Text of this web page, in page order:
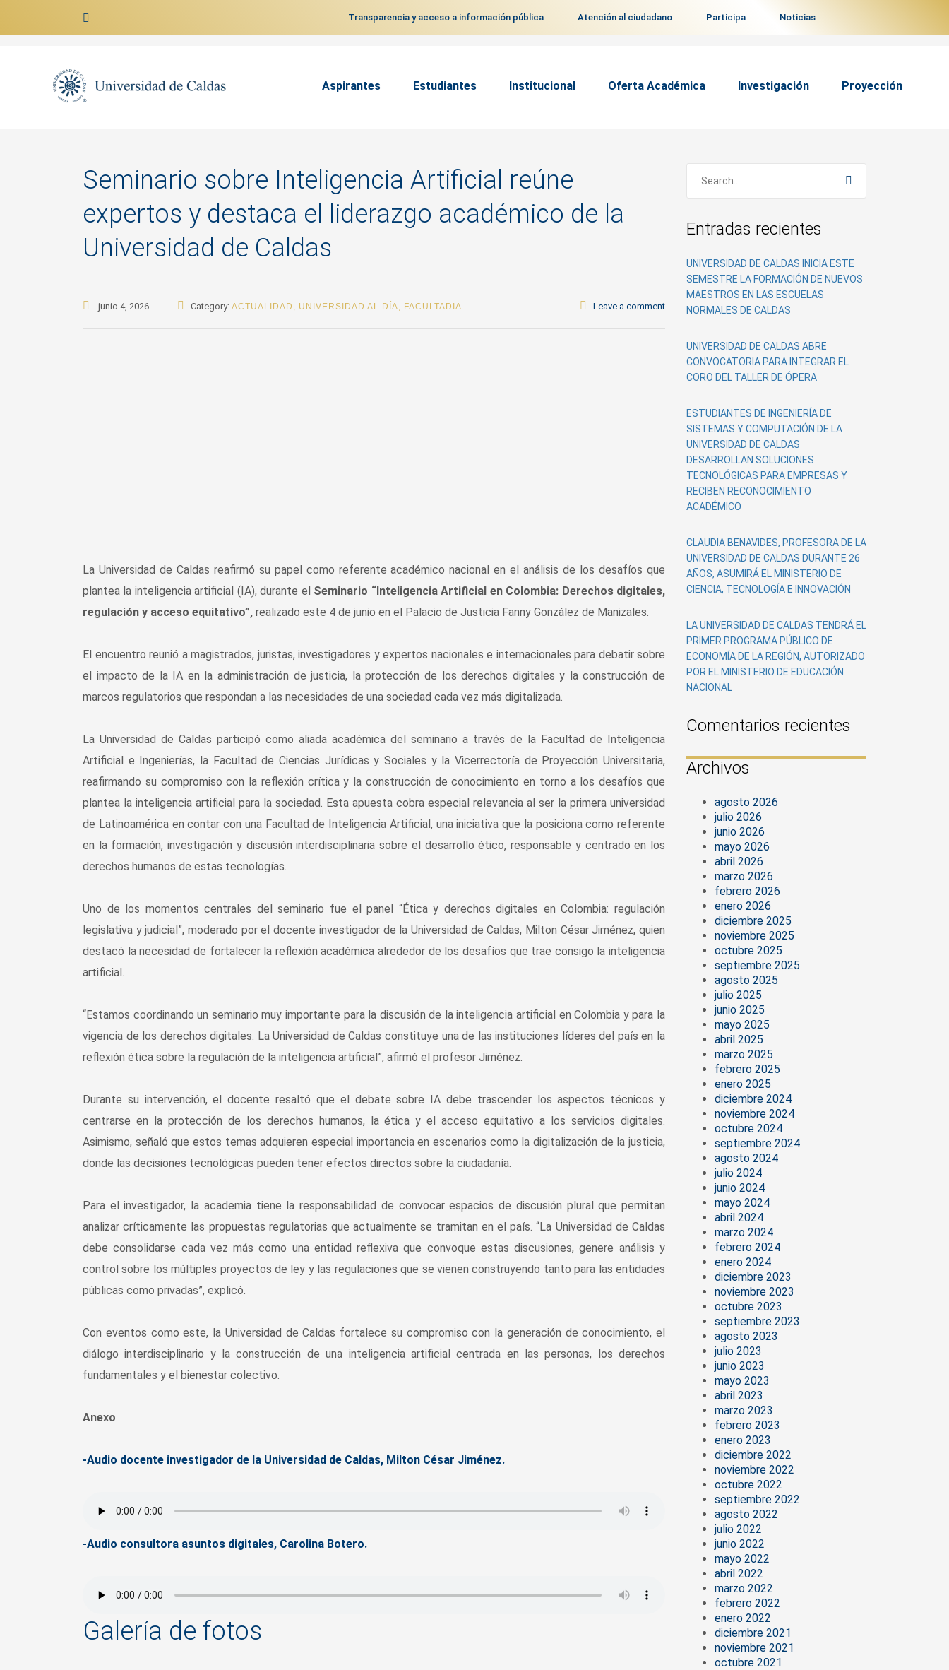
Transparencia y acceso a información pública Atención al ciudadano Participa Noticias
Aspirantes Estudiantes Institucional Oferta Académica Investigación Proyección
Seminario sobre Inteligencia Artificial reúne
expertos y destaca el liderazgo académico de la
Universidad de Caldas
junio 4, 2026 Category: ACTUALIDAD , UNIVERSIDAD AL DÍA, FACULTADIA Leave a comment
La Universidad de Caldas reafirmó su papel como referente académico nacional en el análisis de los desafíos que
plantea la inteligencia artificial (IA), durante el Seminario “Inteligencia Artificial en Colombia: Derechos digitales,
regulación y acceso equitativo”, realizado este 4 de junio en el Palacio de Justicia Fanny González de Manizales.
El encuentro reunió a magistrados, juristas, investigadores y expertos nacionales e internacionales para debatir sobre
el impacto de la IA en la administración de justicia, la protección de los derechos digitales y la construcción de
marcos regulatorios que respondan a las necesidades de una sociedad cada vez más digitalizada.
La Universidad de Caldas participó como aliada académica del seminario a través de la Facultad de Inteligencia
Artificial e Ingenierías, la Facultad de Ciencias Jurídicas y Sociales y la Vicerrectoría de Proyección Universitaria,
reafirmando su compromiso con la reflexión crítica y la construcción de conocimiento en torno a los desafíos que
plantea la inteligencia artificial para la sociedad. Esta apuesta cobra especial relevancia al ser la primera universidad
de Latinoamérica en contar con una Facultad de Inteligencia Artificial, una iniciativa que la posiciona como referente
en la formación, investigación y discusión interdisciplinaria sobre el desarrollo ético, responsable y centrado en los
derechos humanos de estas tecnologías.
Uno de los momentos centrales del seminario fue el panel “Ética y derechos digitales en Colombia: regulación
legislativa y judicial”, moderado por el docente investigador de la Universidad de Caldas, Milton César Jiménez, quien
destacó la necesidad de fortalecer la reflexión académica alrededor de los desafíos que trae consigo la inteligencia
artificial.
“Estamos coordinando un seminario muy importante para la discusión de la inteligencia artificial en Colombia y para la
vigencia de los derechos digitales. La Universidad de Caldas constituye una de las instituciones líderes del país en la
reflexión ética sobre la regulación de la inteligencia artificial”, afirmó el profesor Jiménez.
Durante su intervención, el docente resaltó que el debate sobre IA debe trascender los aspectos técnicos y
centrarse en la protección de los derechos humanos, la ética y el acceso equitativo a los servicios digitales.
Asimismo, señaló que estos temas adquieren especial importancia en escenarios como la digitalización de la justicia,
donde las decisiones tecnológicas pueden tener efectos directos sobre la ciudadanía.
Para el investigador, la academia tiene la responsabilidad de convocar espacios de discusión plural que permitan
analizar críticamente las propuestas regulatorias que actualmente se tramitan en el país. “La Universidad de Caldas
debe consolidarse cada vez más como una entidad reflexiva que convoque estas discusiones, genere análisis y
control sobre los múltiples proyectos de ley y las regulaciones que se vienen construyendo tanto para las entidades
públicas como privadas”, explicó.
Con eventos como este, la Universidad de Caldas fortalece su compromiso con la generación de conocimiento, el
diálogo interdisciplinario y la construcción de una inteligencia artificial centrada en las personas, los derechos
fundamentales y el bienestar colectivo.
Anexo
-Audio docente investigador de la Universidad de Caldas, Milton César Jiménez.
-Audio consultora asuntos digitales, Carolina Botero.
Galería de fotos
Entradas recientes
UNIVERSIDAD DE CALDAS INICIA ESTE
SEMESTRE LA FORMACIÓN DE NUEVOS
MAESTROS EN LAS ESCUELAS
NORMALES DE CALDAS
UNIVERSIDAD DE CALDAS ABRE
CONVOCATORIA PARA INTEGRAR EL
CORO DEL TALLER DE ÓPERA
ESTUDIANTES DE INGENIERÍA DE
SISTEMAS Y COMPUTACIÓN DE LA
UNIVERSIDAD DE CALDAS
DESARROLLAN SOLUCIONES
TECNOLÓGICAS PARA EMPRESAS Y
RECIBEN RECONOCIMIENTO
ACADÉMICO
CLAUDIA BENAVIDES, PROFESORA DE LA
UNIVERSIDAD DE CALDAS DURANTE 26
AÑOS, ASUMIRÁ EL MINISTERIO DE
CIENCIA, TECNOLOGÍA E INNOVACIÓN
LA UNIVERSIDAD DE CALDAS TENDRÁ EL
PRIMER PROGRAMA PÚBLICO DE
ECONOMÍA DE LA REGIÓN, AUTORIZADO
POR EL MINISTERIO DE EDUCACIÓN
NACIONAL
Comentarios recientes
Archivos
agosto 2026
julio 2026
junio 2026
mayo 2026
abril 2026
marzo 2026
febrero 2026
enero 2026
diciembre 2025
noviembre 2025
octubre 2025
septiembre 2025
agosto 2025
julio 2025
junio 2025
mayo 2025
abril 2025
marzo 2025
febrero 2025
enero 2025
diciembre 2024
noviembre 2024
octubre 2024
septiembre 2024
agosto 2024
julio 2024
junio 2024
mayo 2024
abril 2024
marzo 2024
febrero 2024
enero 2024
diciembre 2023
noviembre 2023
octubre 2023
septiembre 2023
agosto 2023
julio 2023
junio 2023
mayo 2023
abril 2023
marzo 2023
febrero 2023
enero 2023
diciembre 2022
noviembre 2022
octubre 2022
septiembre 2022
agosto 2022
julio 2022
junio 2022
mayo 2022
abril 2022
marzo 2022
febrero 2022
enero 2022
diciembre 2021
noviembre 2021
octubre 2021